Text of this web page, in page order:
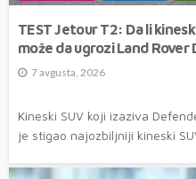
TEST Jetour T2: Da li
može da ugrozi Land Rover
7 avgusta, 2026
Kineski SUV koji izaziva
je stigao najozbiljniji kineski